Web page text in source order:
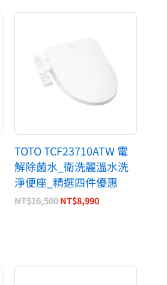
TOTO TCF23710ATW 電
解除菌水_衛洗麗溫水洗
淨便座_精選四件優惠
NT$16,500
原
格：
NT$8,990
目
原
目